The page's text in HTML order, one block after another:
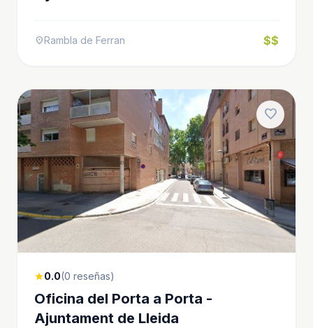
location_onRambla de Ferran $$
favorite
star0.0(0 reseñas)
Oficina del Porta a Porta -
Ajuntament de Lleida